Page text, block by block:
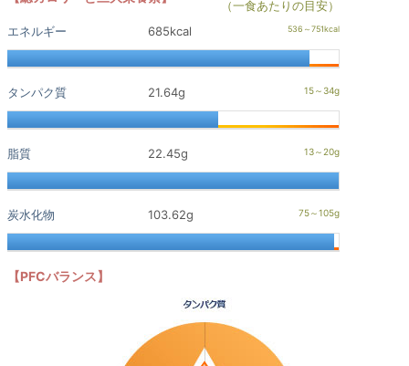
（一食あたりの目安）
エネルギー
685kcal
タンパク質 21.64g
脂質 22.45g
炭水化物 103.62g
【PFCバランス】